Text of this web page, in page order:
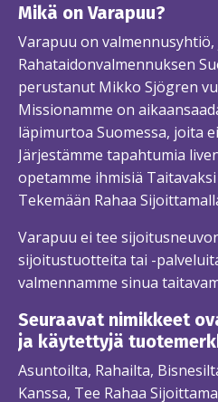
Mikä on Varapuu?
Varapuu on
Rahataidonvalmennuksen
perustanut Mikko Sjögren
Missionamme on
läpimurtoa Suomessa, joita
Järjestämme tapahtumia
opetamme ihmisiä
Tekemään Rahaa
Varapuu ei tee
sijoitustuotteita tai -
valmennamme sinua
Seuraavat nimikkeet
ja käytettyjä
Asuntoilta, Rahailta,
Kanssa, Tee Rahaa